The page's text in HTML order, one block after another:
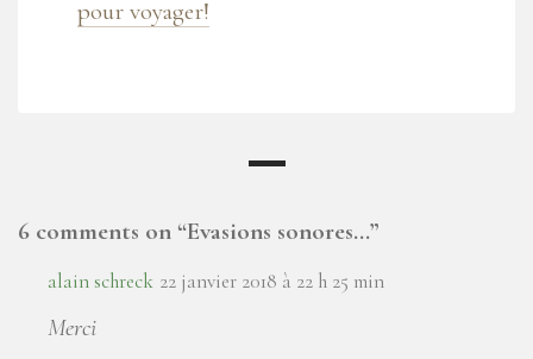
pour voyager!
6 comments on “Evasions sonores…”
alain schreck 22 janvier 2018 à 22 h 25 min
Merci